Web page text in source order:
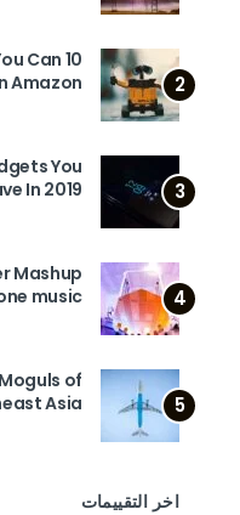
2
Can
Amazon
3
You
In 2019
4
Mashup
music
5
of
Asia
اخر التقييمات